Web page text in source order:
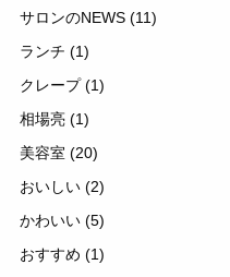
サロンのNEWS (11)
ランチ (1)
クレープ(1)
相場亮 (1)
美容室 (20)
おいしい (2)
かわいい (5)
おすすめ (1)